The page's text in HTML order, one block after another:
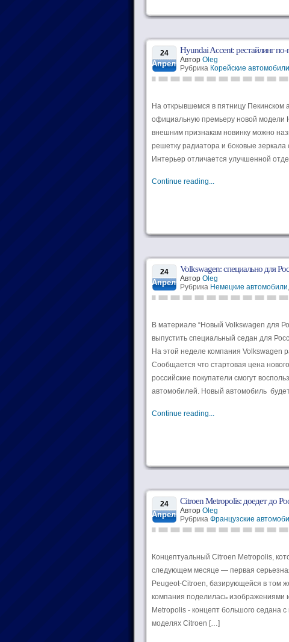
24
Апрель
Hyundai Accent: рестайлинг по-
Автор Oleg
Рубрика Корейские автомобили
На открывшемся в пятницу
официальную премьеру новой модели
внешним признакам новинку можно
решетку радиатора и боковые
Интерьер отличается улучшенной
Continue reading...
24
Апрель
Volkswagen: специально для
Автор Oleg
Рубрика Немецкие автомобили,
В материале “Новый Volkswagen для
выпустить специальный седан для
На этой неделе компания Volkswagen
Сообщается что стартовая цена
российские покупатели смогут
автомобилей. Новый автомобиль
Continue reading...
24
Апрель
Citroen Metropolis: доедет до
Автор Oleg
Рубрика Французские
Концептуальный Citroen Metropolis,
следующем месяце — первая
Peugeot-Citroen, базирующейся в том
компания поделилась изображениями
Metropolis - концепт большого седана
моделях Citroen […]